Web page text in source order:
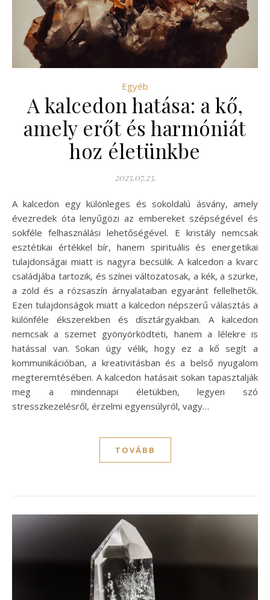
Egyéb
A kalcedon hatása: a kő,
amely erőt és harmóniát
hoz életünkbe
2025.07.23.
A kalcedon egy különleges és sokoldalú ásvány, amely
évezredek óta lenyűgözi az embereket szépségével és
sokféle felhasználási lehetőségével. E kristály nemcsak
esztétikai értékkel bír, hanem spirituális és energetikai
tulajdonságai miatt is nagyra becsülik. A kalcedon a kvarc
családjába tartozik, és színei változatosak, a kék, a szürke,
a zöld és a rózsaszín árnyalataiban egyaránt fellelhetők.
Ezen tulajdonságok miatt a kalcedon népszerű választás a
különféle ékszerekben és dísztárgyakban. A kalcedon
nemcsak a szemet gyönyörködteti, hanem a lélekre is
hatással van. Sokan úgy vélik, hogy ez a kő segít a
kommunikációban, a kreativitásban és a belső nyugalom
megteremtésében. A kalcedon hatásait sokan tapasztalják
meg a mindennapi életükben, legyen szó
stresszkezelésről, érzelmi egyensúlyról, vagy…
TOVÁBB